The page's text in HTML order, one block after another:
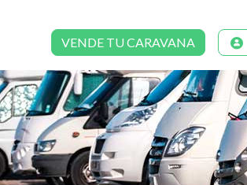
VENDE TU CARAVANA